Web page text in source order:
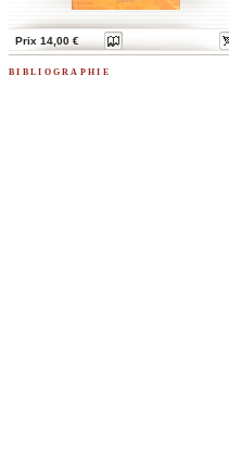
Prix 14,00 €
bibliographie